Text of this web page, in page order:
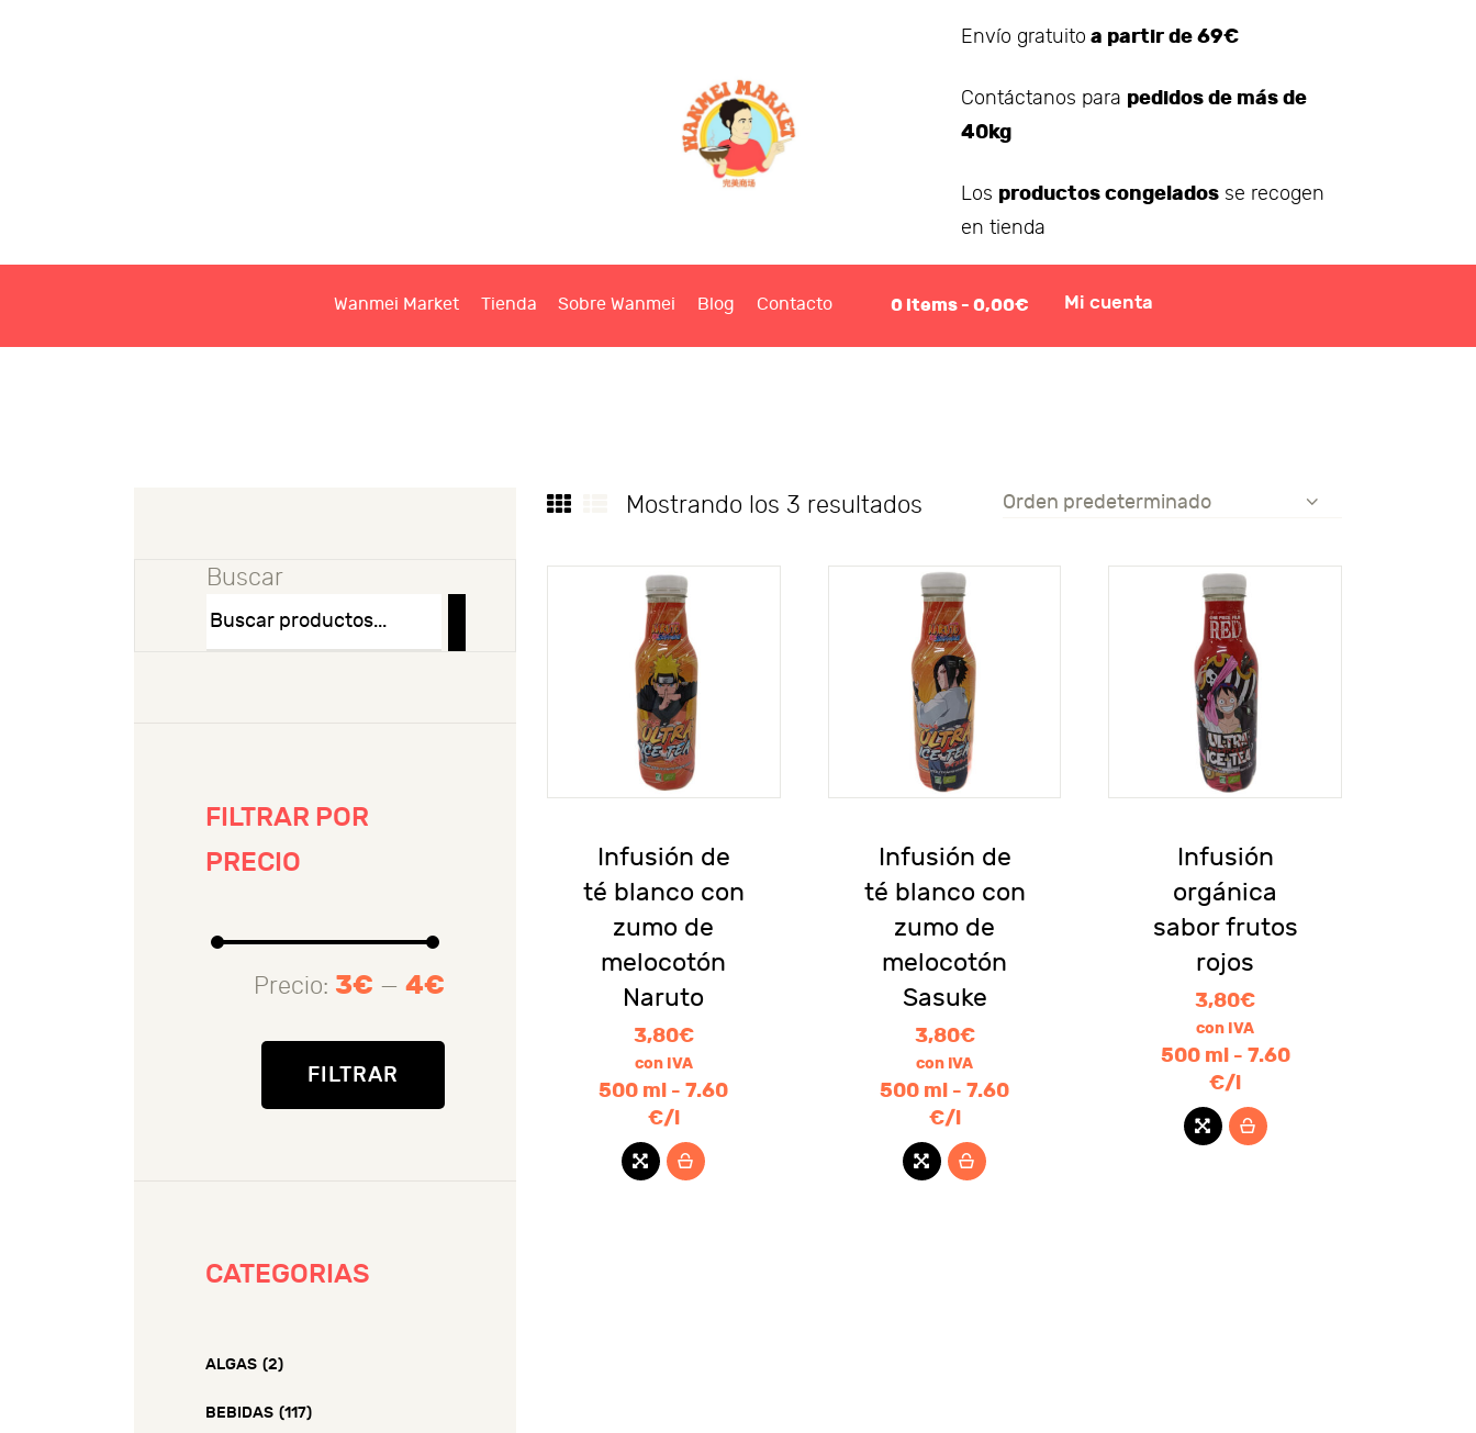
Envío gratuito a partir de 69€
Contáctanos para pedidos de más de
40kg
Los productos congeladosse recogen
en tienda
Wanmei Market Tienda Sobre Wanmei Blog Contacto 0 items - 0,00€ Mi cuenta
SOBRE WANMEI
BLOG
CONTACTO
Mostrando los 3 resultados
Infusión de
té blanco con
zumo de
melocotón
Naruto
3,80€
con IVA
500 ml - 7.60
€/l
Infusión de
té blanco con
zumo de
melocotón
Sasuke
3,80€
con IVA
500 ml - 7.60
€/l
Infusión
orgánica
sabor frutos
rojos
3,80€
con IVA
500 ml - 7.60
€/l
Buscar
FILTRAR POR
PRECIO
mínimo
máximo
FILTRAR
Precio: 3€ —4€
CATEGORIAS
ALGAS (2)
BEBIDAS (117)